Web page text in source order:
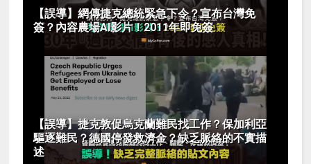
【誤導】網傳捷克總統緊急下令？宣布台灣免
簽？內容農場AI影片！2011年即免簽
【誤導】捷克敦促烏克蘭難民找工作？保加利亞
驅逐難民？德國停發救濟金？缺乏脈絡的不實描
述